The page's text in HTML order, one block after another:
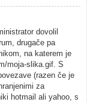
dovolil
drugače pa
na katerem je
moja-slika.gif. S
(razen če je
za
hotmail ali yahoo, s